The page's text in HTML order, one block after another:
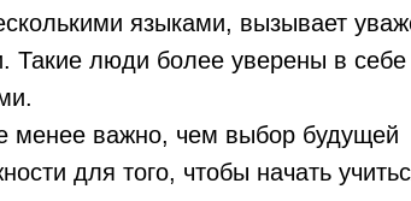
языками, вызывает
Такие люди более уверены в
менее важно, чем выбор будущей
для того, чтобы начать